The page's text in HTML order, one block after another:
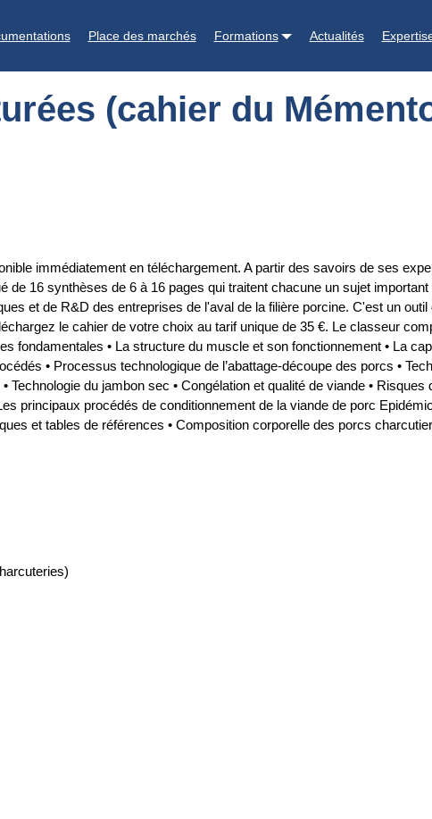
Place des marchés Formations Actualités
(cahier du
immédiatement en téléchargement. A partir des savoirs de ses
16 synthèses de 6 à 16 pages qui traitent chacune un sujet
et de R&D des entreprises de l'aval de la filière porcine. C'est un
le cahier de votre choix au tarif unique de 35 €. Le classeur
• La structure du muscle et son fonctionnement • La
• Processus technologique de l’abattage-découpe des porcs •
Technologie du jambon sec • Congélation et qualité de viande •
principaux procédés de conditionnement de la viande de porc
et tables de références • Composition corporelle des porcs